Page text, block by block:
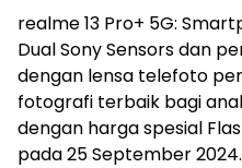
realme 13 Pro+ 5G:
Dual Sony Sensors dan
dengan lensa telefoto
fotografi terbaik bagi
dengan harga spesial
pada 25 September 2024.